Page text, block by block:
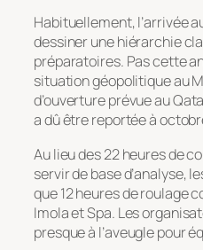
Habituellement, l’arrivée
dessiner une hiérarchie
préparatoires. Pas cette
situation géopolitique au
d’ouverture prévue au
a dû être reportée à
Au lieu des 22 heures de
servir de base d’analyse,
que 12 heures de roulage
Imola et Spa. Les
presque à l’aveugle pour